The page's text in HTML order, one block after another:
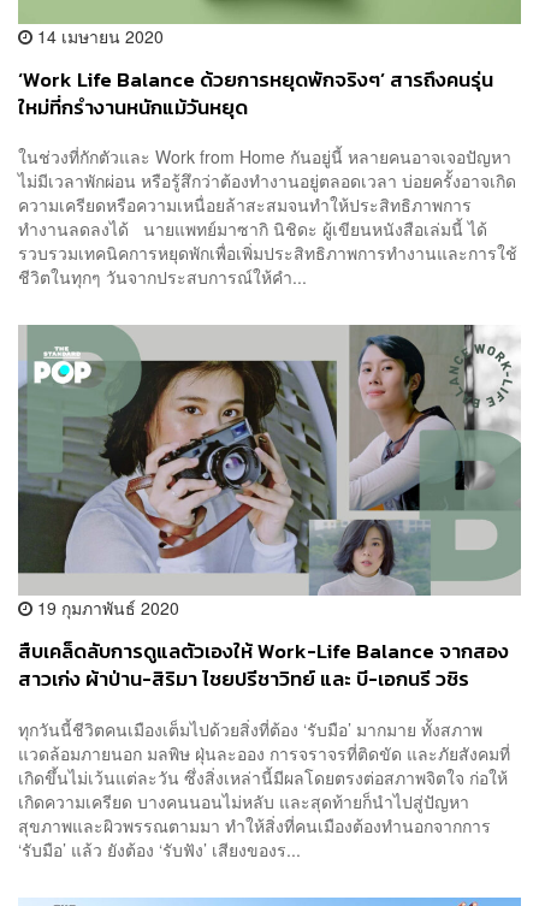
14 เมษายน 2020
‘Work Life Balance ด้วยการหยุดพักจริงๆ’ สารถึงคนรุ่น
ใหม่ที่กรำงานหนักแม้วันหยุด
ในช่วงที่กักตัวและ Work from Home กันอยู่นี้ หลายคนอาจเจอปัญหา
ไม่มีเวลาพักผ่อน หรือรู้สึกว่าต้องทำงานอยู่ตลอดเวลา บ่อยครั้งอาจเกิด
ความเครียดหรือความเหนื่อยล้าสะสมจนทำให้ประสิทธิภาพการ
ทำงานลดลงได้ นายแพทย์มาซากิ นิชิดะ ผู้เขียนหนังสือเล่มนี้ ได้
รวบรวมเทคนิคการหยุดพักเพื่อเพิ่มประสิทธิภาพการทำงานและการใช้
ชีวิตในทุกๆ วันจากประสบการณ์ให้คำ...
19 กุมภาพันธ์ 2020
สืบเคล็ดลับการดูแลตัวเองให้ Work-Life Balance จากสอง
สาวเก่ง ผ้าป่าน-สิริมา ไชยปรีชาวิทย์ และ บี-เอกนรี วชิร
ทุกวันนี้ชีวิตคนเมืองเต็มไปด้วยสิ่งที่ต้อง ‘รับมือ’ มากมาย ทั้งสภาพ
แวดล้อมภายนอก มลพิษ ฝุ่นละออง การจราจรที่ติดขัด และภัยสังคมที่
เกิดขึ้นไม่เว้นแต่ละวัน ซึ่งสิ่งเหล่านี้มีผลโดยตรงต่อสภาพจิตใจ ก่อให้
เกิดความเครียด บางคนนอนไม่หลับ และสุดท้ายก็นำไปสู่ปัญหา
สุขภาพและผิวพรรณตามมา ทำให้สิ่งที่คนเมืองต้องทำนอกจากการ
‘รับมือ’ แล้ว ยังต้อง ‘รับฟัง’ เสียงของร...